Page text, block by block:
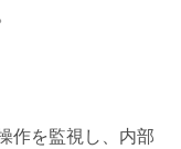
作を監視し、内部